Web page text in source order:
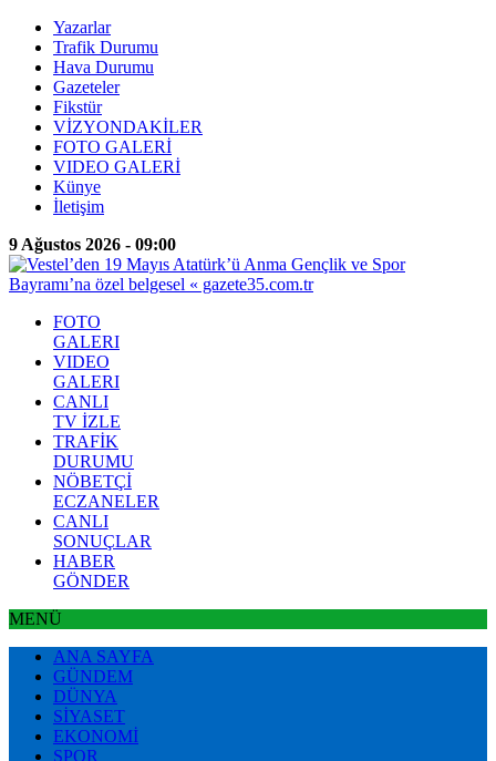
Yazarlar
Trafik Durumu
Hava Durumu
Gazeteler
Fikstür
VİZYONDAKİLER
FOTO GALERİ
VIDEO GALERİ
Künye
İletişim
9 Ağustos 2026 - 09:00
FOTO
GALERI
VIDEO
GALERI
CANLI
TV İZLE
TRAFİK
DURUMU
NÖBETÇİ
ECZANELER
CANLI
SONUÇLAR
HABER
GÖNDER
MENÜ
ANA SAYFA
GÜNDEM
DÜNYA
SİYASET
EKONOMİ
SPOR